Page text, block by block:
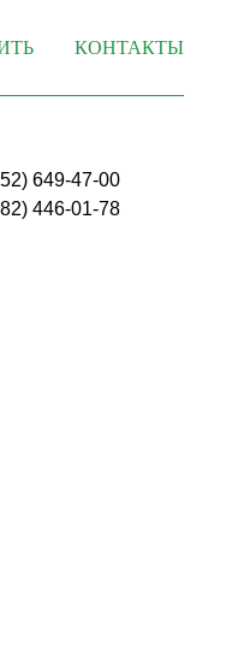
КОНТАКТЫ
649-47-00
446-01-78